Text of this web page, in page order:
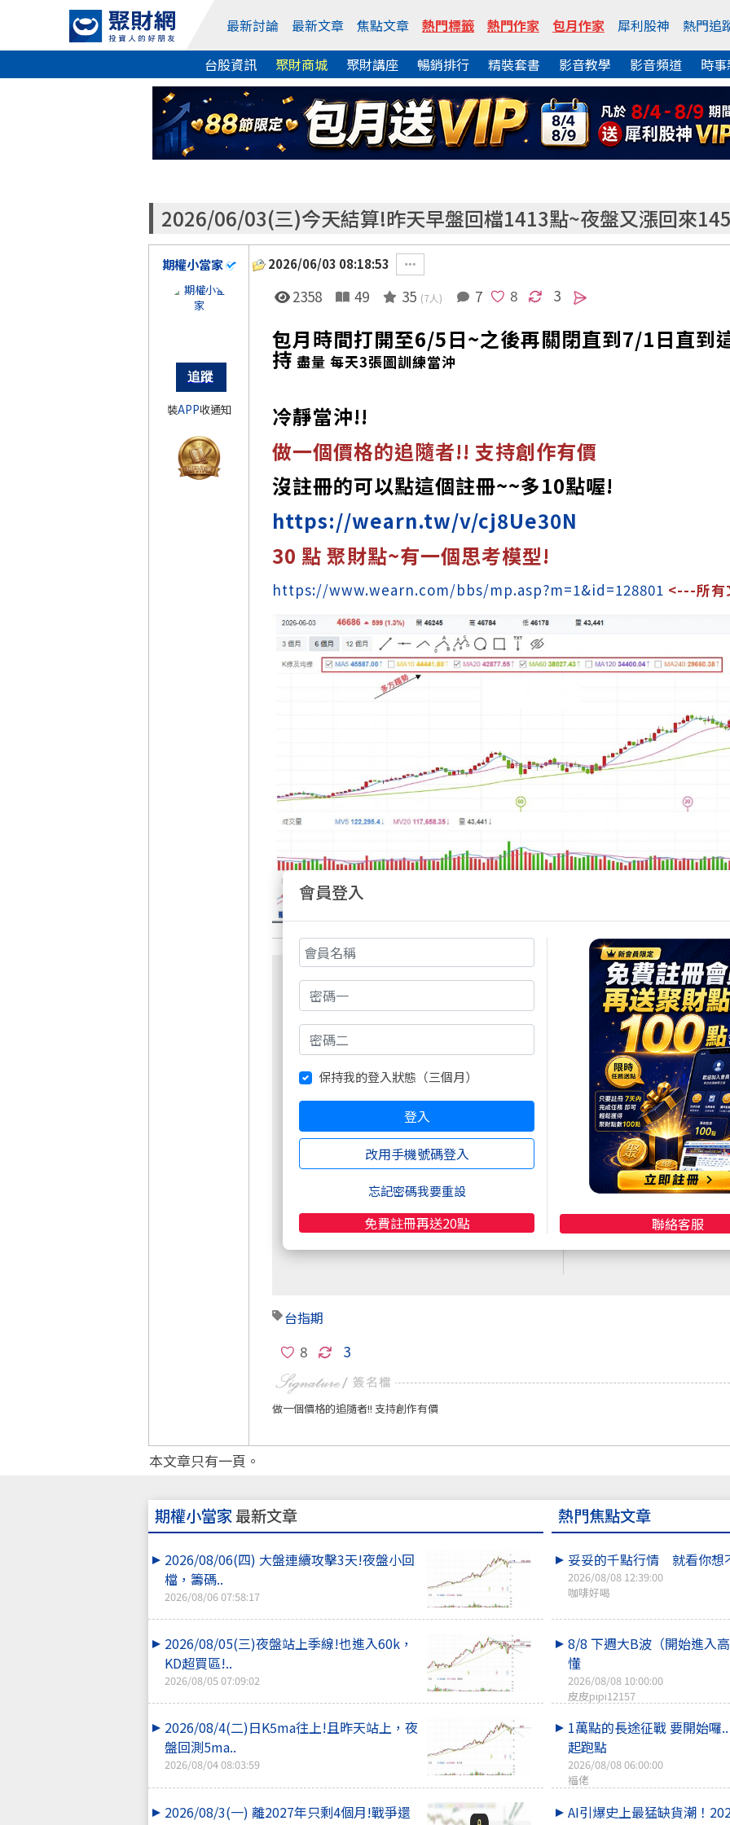
最新討論 最新文章 焦點文章 熱門標籤 熱門作家 包月作家 犀利股神
熱門追
台股資訊
聚財商城 聚財講座 暢銷排行 精裝套書 影音教學 影音頻道 時
2026/06/03(三)今天結算!昨天早盤回檔1413點~夜盤又漲回來
期權小當家
裝APP收通知
2026/06/03 08:18:53
2358 49 35 (7人) 7 3
包月時間打開至6/5日~之後再關閉直到7/1日直到
持 盡量 每天3張圖訓練當沖
冷靜當沖!!
做一個價格的追隨者!! 支持創作有價
沒註冊的可以點這個註冊~~多10點喔!
https://wearn.tw/v/cj8Ue30N
30 點 聚財點~有一個思考模型!
https://www.wearn.com/bbs/mp.asp?m=1&id=128801 <---所有
尚有1張圖，416字元(含語法)未完
再送聚財點數
週五盤後六日限定！點數加贈2%！
買點數
立即線上購買
超商買真方便
快速購點
( 刷卡、Line Pay、Apple
Pay、Google Pay )
台指期
3
做一個價格的追隨者!! 支持創作有價
本文章只有一頁。
期權小當家最新文章
2026/08/06(四) 大盤連續攻擊3天!夜盤小回
檔，籌碼..
2026/08/06 07:58:17
2026/08/05(三)夜盤站上季線!也進入60k，
KD超買區!..
2026/08/05 07:09:02
2026/08/4(二)日K5ma往上!且昨天站上，夜
盤回測5ma..
2026/08/04 08:03:59
2026/08/3(一) 離2027年只剩4個月!戰爭還
熱門焦點文章
妥妥的千點行情 就看你想
2026/08/08 12:39:00
咖啡好喝
8/8 下週大B波（開始進入
懂
2026/08/08 10:00:00
皮皮pipi12157
1萬點的長途征戰 要開始囉
起跑點
2026/08/08 06:00:00
福佬
AI引爆史上最猛缺貨潮！
會員登入
保持我的登入狀態（三個月）
登入
改用手機號碼登入
忘記密碼我要重設
免費註冊再送20點 聯絡客服